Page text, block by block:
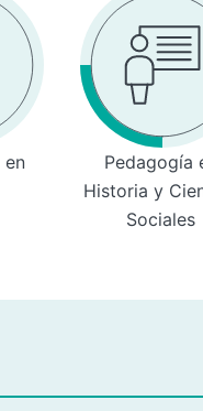
en
Pedagogía
Historia y
Sociales